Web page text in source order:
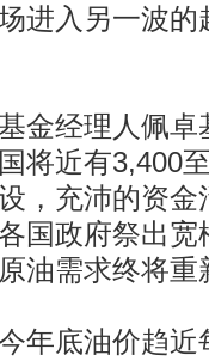
进入另一波的
经理人佩卓
将近有3,400
，充沛的资金
国政府祭出宽
油需求终将重
底油价趋近